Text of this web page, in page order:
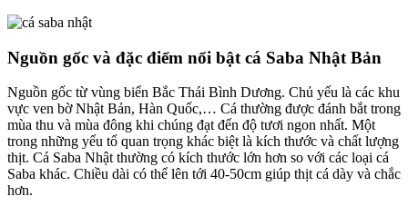
Nguồn gốc và đặc điểm nổi bật cá Saba Nhật Bản
Nguồn gốc từ vùng biển Bắc Thái Bình Dương. Chủ yếu là các khu
vực ven bờ Nhật Bản, Hàn Quốc,… Cá thường được đánh bắt trong
mùa thu và mùa đông khi chúng đạt đến độ tươi ngon nhất. Một
trong những yếu tố quan trọng khác biệt là kích thước và chất lượng
thịt. Cá Saba Nhật thường có kích thước lớn hơn so với các loại cá
Saba khác. Chiều dài có thể lên tới 40-50cm giúp thịt cá dày và chắc
hơn.